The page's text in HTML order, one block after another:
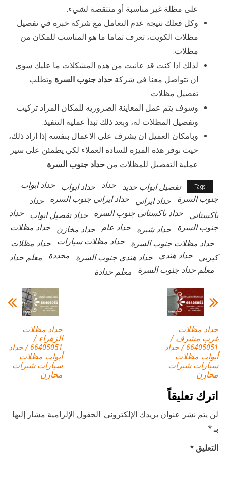
على مظلة غير مناسبة أو منتقصة لشيء.
وكل فعلك نتيجة عدم التعامل مع شركة خبره في تفصيل
مظلات الكويت، تعرف تماما ما هو المناسب للمكان من
مظلات.
لذلك اذا كنت قد عانيت من هذه المشكلات ما عليك سوى
ان تتواصل معنا في شركة حداد جنوب السرة وتطلب
تفصيل مظلات.
وسوف يتم عمل المعاينة الضروريه للمكان المراد تركيب
وتفصيل المظلات له، وبعد ذلك تبدأ عملية التنفيذ.
وبامكان العميل ان يشرف على الاعمال بنفسه إذا اراد ذلك،
حيث نوفر هذه الميزه للساده العملاء لكي يطمئن على سير
عملية التفصيل للمظلات من حداد جنوب السرة.
Tags تفصيل ابواب حديد حداد حداد ابواب
حداد ابواب
جنوب السرة
حداد ايراني حداد ايراني جنوب السرة
حداد
باكستاني
حداد باكستاني جنوب السرة حداد تفصيل ابواب
حداد
جنوب السرة
حداد شبره حداد عام حداد مخازن
حداد مظلات
حداد مظلات جنوب السرة
حداد مظلات سيارات
حداد مظلات
كيربي
حداد هندي حداد هندي جنوب السرة محددة
معلم حداد
معلم حداد جنوب السرة
معلم حدادة
حداد مظلات
الزهراء /
66405051 / حداد
أبواب مظلات
سيارات شبرات
مخازن
حداد مظلات
غرب مشرف /
66405051 / حداد
أبواب مظلات
سيارات شبرات
مخازن
اترك تعليقاً
لن يتم نشر عنوان بريدك الإلكتروني. الحقول الإلزامية مشار إليها
بـ*
التعليق *